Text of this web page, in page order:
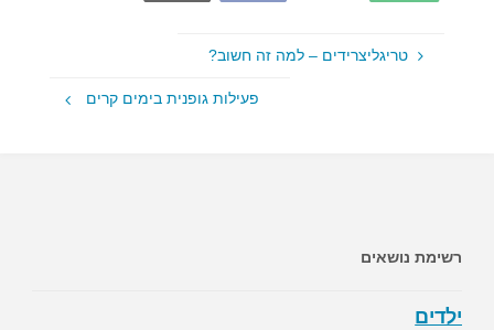
טריגליצרידים – למה זה חשוב?
פעילות גופנית בימים קרים
רשימת נושאים
ילדים